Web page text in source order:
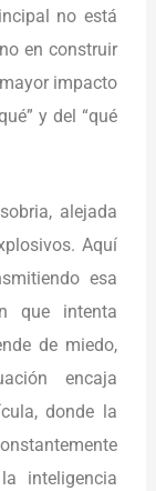
no está
en construir
impacto
y del “qué
alejada
Aquí
esa
que intenta
de miedo,
encaja
donde la
inteligencia